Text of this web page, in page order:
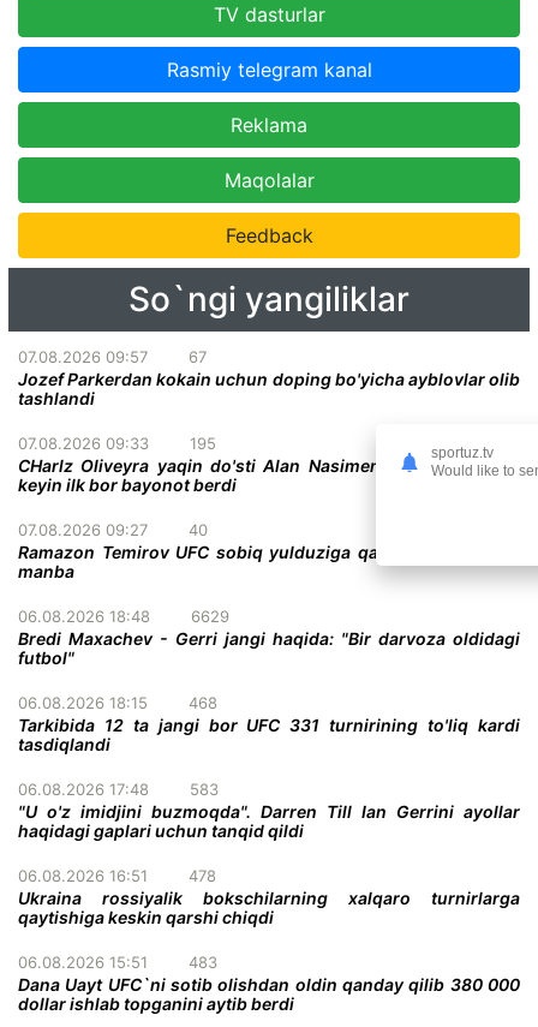
TV dasturlar
Rasmiy telegram kanal
Reklama
Maqolalar
Feedback
So`ngi yangiliklar
07.08.2026 09:57 67
Jozef Parkerdan kokain uchun doping bo'yicha ayblovlar olib
tashlandi
07.08.2026 09:33 195
CHarlz Oliveyra yaqin do'sti Alan Nasimentoning vafotidan
keyin ilk bor bayonot berdi
07.08.2026 09:27 40
Ramazon Temirov UFC sobiq yulduziga qarshi jang qiladi -
manba
06.08.2026 18:48 6629
Bredi Maxachev - Gerri jangi haqida: "Bir darvoza oldidagi
futbol"
06.08.2026 18:15 468
Tarkibida 12 ta jangi bor UFC 331 turnirining to'liq kardi
tasdiqlandi
06.08.2026 17:48 583
"U o'z imidjini buzmoqda". Darren Till Ian Gerrini ayollar
haqidagi gaplari uchun tanqid qildi
06.08.2026 16:51 478
Ukraina rossiyalik bokschilarning xalqaro turnirlarga
qaytishiga keskin qarshi chiqdi
06.08.2026 15:51 483
Dana Uayt UFC`ni sotib olishdan oldin qanday qilib 380 000
dollar ishlab topganini aytib berdi
sportuz.tv
Would like to